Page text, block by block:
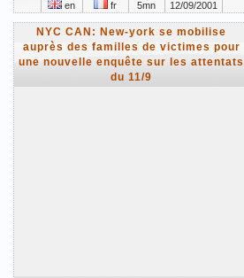
en
fr 5mn 12/09/2001
Vidéo mise en ligne le 01/04/2010
NYC CAN: New-york se mobilise
auprès des familles de victimes pour
une nouvelle enquête sur les attentats
du 11/9